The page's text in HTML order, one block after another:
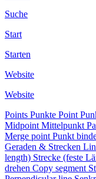
Suche
Start
Starten
Website
Website
Points Punkte Point
Midpoint Mittelpunkt
Merge point Punkt
Geraden & Strecken
length) Strecke (feste
drehen Copy segment